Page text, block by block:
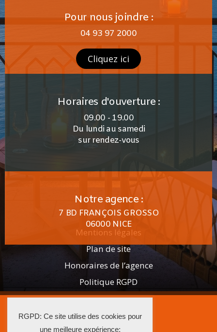
Pour nous joindre :
04 93 97 2000
Cliquez ici
Horaires d'ouverture :
09.00 - 19.00
Du lundi au samedi
sur rendez-vous
Notre agence :
7 BD FRANÇOIS GROSSO
06000 NICE
Mentions légales
Plan de site
Honoraires de l’agence
Politique RGPD
La Solution Immo
RGPD: Ce site utilise des cookies pour
une meilleure expérience: